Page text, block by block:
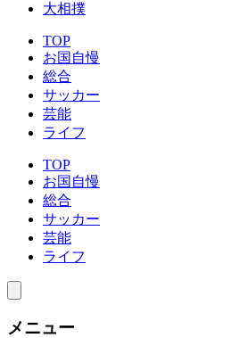
大相撲
TOP
お国自慢
総合
サッカー
芸能
ライフ
TOP
お国自慢
総合
サッカー
芸能
ライフ
メニュー